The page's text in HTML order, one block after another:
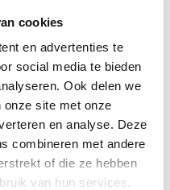
cookies
en advertenties te
social media te bieden
Ook delen we
onze site met onze
en analyse. Deze
combineren met andere
of die ze hebben
van hun services.
vloeren op
passende
showroom